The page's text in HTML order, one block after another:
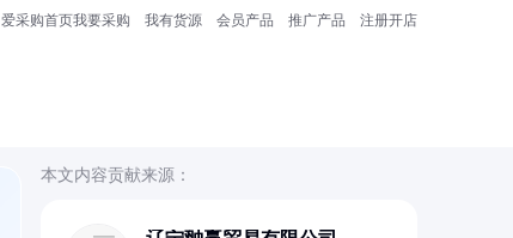
爱采购首页我要采购 我有货源 会员产品 推广产品 注册开店
本文内容贡献来源：